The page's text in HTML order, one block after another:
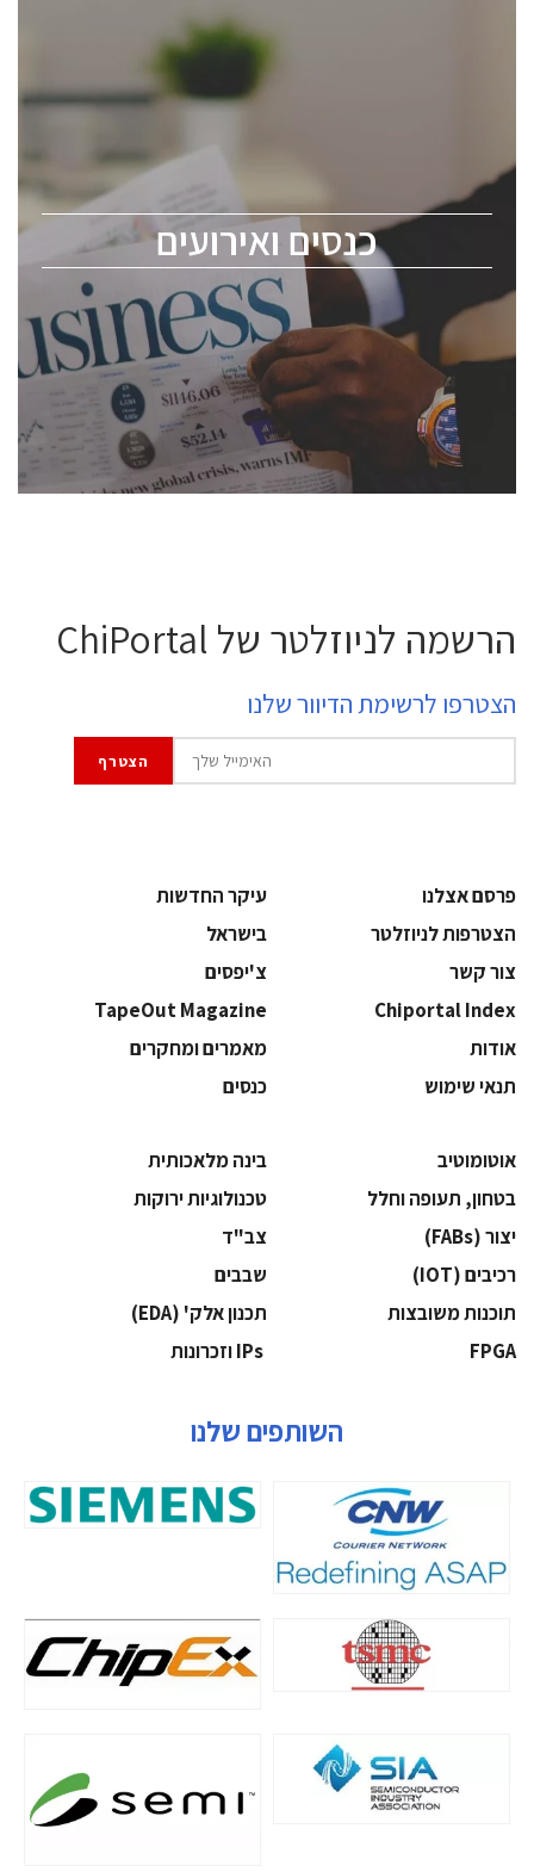
כנסים ואירועים
כנסים ואירועים
לכל העוסקים בתעשיית הסמיקונדקטור כולל מהנדסים,
ChipEx2026 will be held on May 12-13, 2026. The
conference is intended for everyone involved in the
semiconductor industry, including engineers,
professional experts, and senior executives.
לחץ לפרטים
הרשמה לניוזלטר של ChiPortal
הצטרפו לרשימת הדיוור שלנו
פרסם אצלנו
עיקר החדשות
הצטרפות לניוזלטר
בישראל
צור קשר
צ'יפסים
Chiportal Index
TapeOut Magazine
אודות
מאמרים ומחקרים
תנאי שימוש
כנסים
אוטומוטיב
בינה מלאכותית
בטחון, תעופה וחלל
‫טכנולוגיות ירוקות‬
‫יצור (‪(FABs‬‬
‫צב"ד‬
‫רכיבים‬ (IOT)
‫שבבים‬
‫תוכנות משובצות‬
‫תכנון אלק' (‪(EDA‬‬
‫‪FPGA‬‬
השותפים שלנו